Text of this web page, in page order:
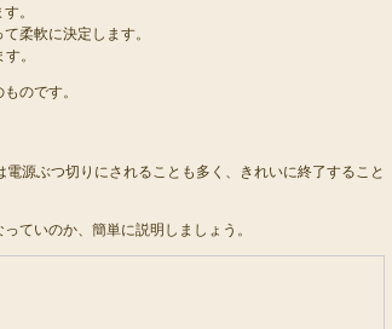
。
柔軟に決定します。
。
のです。
源ぶつ切りにされることも多く、きれいに終了すること
ていのか、簡単に説明しましょう。